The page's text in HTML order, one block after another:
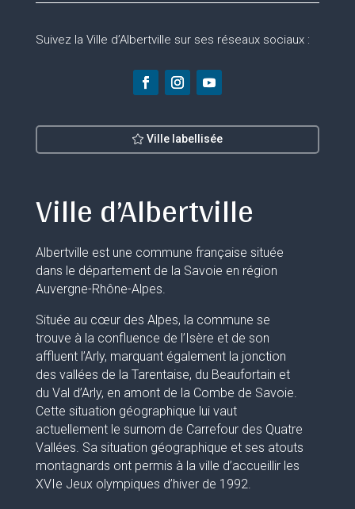
Suivez la Ville d’Albertville sur ses réseaux sociaux :
Ville labellisée
Ville d’Albertville
Albertville est une commune française située
dans le département de la Savoie en région
Auvergne-Rhône-Alpes.
Située au cœur des Alpes, la commune se
trouve à la confluence de l’Isère et de son
affluent l’Arly, marquant également la jonction
des vallées de la Tarentaise, du Beaufortain et
du Val d’Arly, en amont de la Combe de Savoie.
Cette situation géographique lui vaut
actuellement le surnom de Carrefour des Quatre
Vallées. Sa situation géographique et ses atouts
montagnards ont permis à la ville d’accueillir les
XVIe Jeux olympiques d’hiver de 1992.